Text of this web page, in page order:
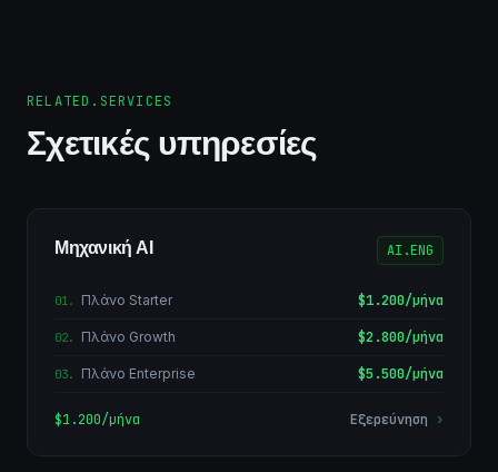
RELATED.SERVICES
Σχετικές υπηρεσίες
Μηχανική AI AI.ENG
01. Πλάνο Starter $1.200/μήνα
02. Πλάνο Growth $2.800/μήνα
03. Πλάνο Enterprise $5.500/μήνα
$1.200/μήνα Εξερεύνηση ›